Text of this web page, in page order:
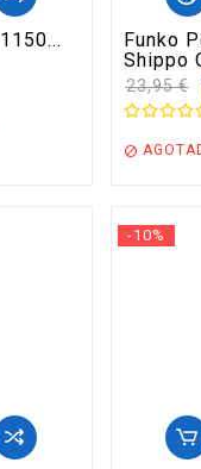
Funko
Shippo
Precio
base
23,95 €

-10%